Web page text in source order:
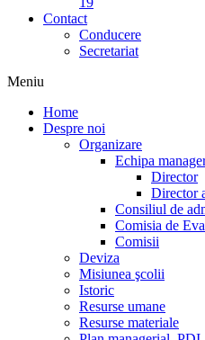
Contact
Conducere
Secretariat
Meniu
Home
Despre noi
Organizare
Echipa
Director
Director
Consiliul de
Comisia de
Comisii
Deviza
Misiunea şcolii
Istoric
Resurse umane
Resurse materiale